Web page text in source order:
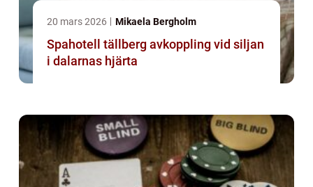
20 mars 2026 Mikaela Bergholm
Spahotell tällberg avkoppling vid siljan
i dalarnas hjärta